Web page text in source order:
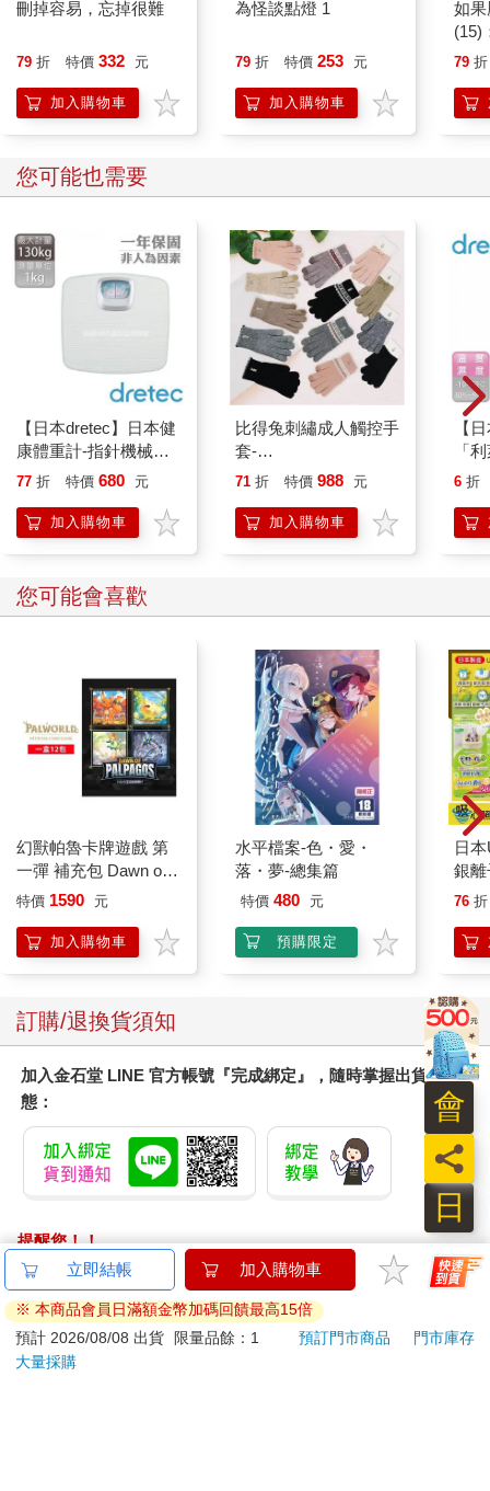
刪掉容易，忘掉很難
79 折 特價 332 元
加入購物車
為怪談點燈 1
79 折 特價 253 元
加入購物車
如
(15)
貓
79 折
您可能也需要
【日本dretec】日本健
康體重計-指針機械式-
白色(BS-306WTKO)
77 折 特價 680 元
加入購物車
比得兔刺繡成人觸控手
套-
GL8631/GL8633/GL8634-
71 折 特價 988 元
加入購物車
【
「
式
6 折
您可能會喜歡
幻獸帕魯卡牌遊戲 第
一彈 補充包 Dawn of
Palpagos（日文版一
特價 1590 元
加入購物車
水平檔案-色・愛・
落・夢-總集篇
特價 480 元
預購限定
日
銀
乾
防
尿
76 折
訂購/退換貨須知
加入金石堂 LINE 官方帳號『完成綁定』，隨時掌握出貨動
態：
提醒您！！
金石堂及銀行均不會請您操作ATM! 如接獲電話要求您前往
ATM提款機，請不要聽從指示，以免受騙上當！
退換貨須知：
**提醒您，鑑賞期不等於試用期，退回商品須為全新狀態**
立即結帳 加入購物車
※ 本商品會員日滿額金幣加碼回饋最高15倍
預計 2026/08/08 出貨
限量品餘：1 預訂門市商品
門市庫存
大量採購
日
員
會